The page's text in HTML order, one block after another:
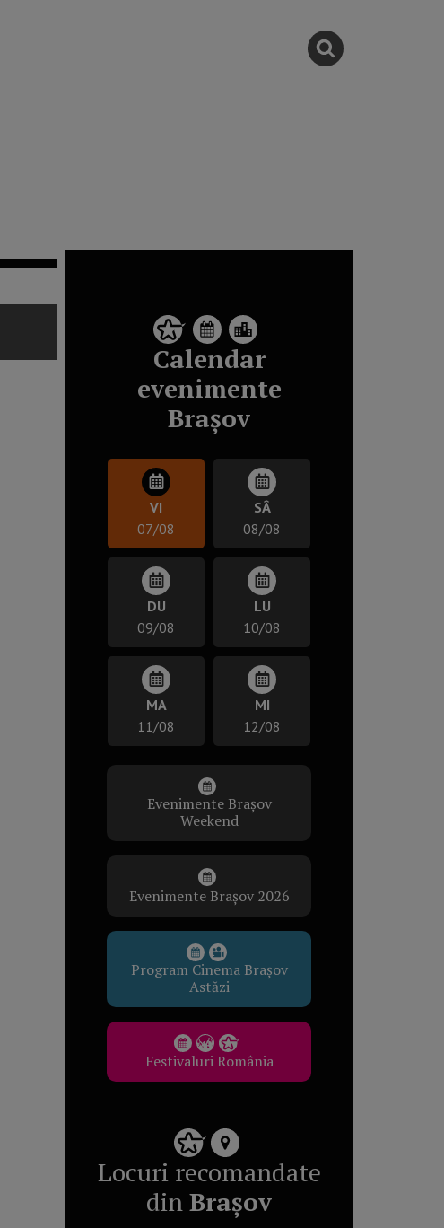
Calendar
evenimente
Brașov
VI
07/08
SÂ
08/08
DU
09/08
LU
10/08
MA
11/08
MI
12/08
Evenimente Brașov
Weekend
Evenimente Brașov 2026
Program Cinema Brașov
Astăzi
Festivaluri România
Locuri recomandate
dinBrașov